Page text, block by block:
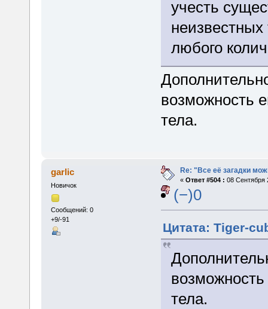
учесть
неизвестных
любого
возможность
тела.
garlic
Новичок
Сообщений: 0
+9/-91
Re: "Все её загадки
« Ответ #504 : 08 Сентября
(−)0
Цитата: Tiger-
тела.